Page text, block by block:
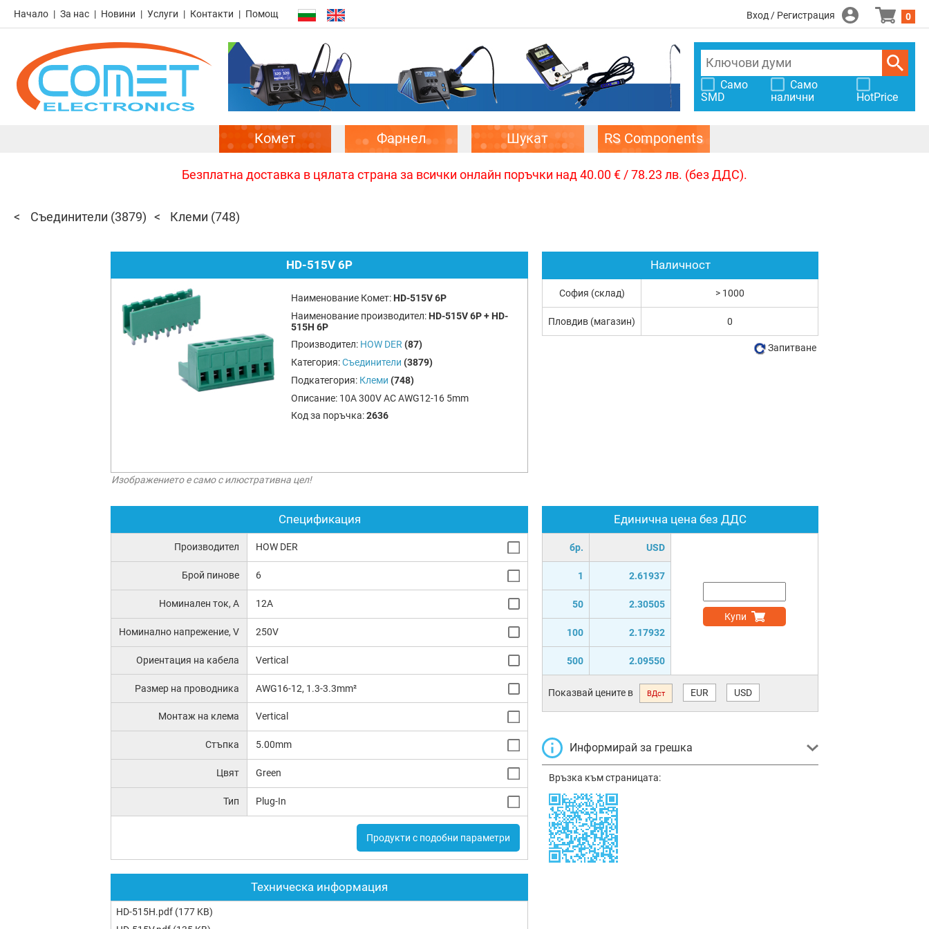
Начало За нас Новини Услуги Контакти Помощ Вход / Регистрация 0
Само
SMD
Само
налични
HotPrice
Комет Фарнел Шукат RS Components
Безплатна доставка в цялата страна за всички онлайн поръчки над 40.00 € / 78.23 лв. (без ДДС).
Съединители (3879) Клеми (748)
HD-515V 6P
Наименование Комет: HD-515V 6P
Наименование производител: HD-515V 6P + HD-
515H 6P
Производител: HOW DER (87)
Категория:Съединители (3879)
Подкатегория: Клеми (748)
Описание: 10A 300V AC AWG12-16 5mm
Код за поръчка:2636
Изображението е само с илюстративна цел!
Спецификация
Производител HOW DER
Брой пинове 6
Номинален ток, А 12A
Номинално напрежение, V 250V
Ориентация на кабела Vertical
Размер на проводника AWG16-12, 1.3-3.3mm²
Монтаж на клема Vertical
Стъпка 5.00mm
Цвят Green
Тип Plug-In
Продукти с подобни параметри
Техническа информация
HD-515H.pdf (177 KB)
Единична цена без ДДС
бр. USD
1 2.61937
50 2.30505
100 2.17932
500 2.09550
Купи
Показвай цените в ВДст EUR USD
Информирай за грешка
Връзка към страницата:
Наличност
София (склад) > 1000
Пловдив (магазин) 0
Запитване